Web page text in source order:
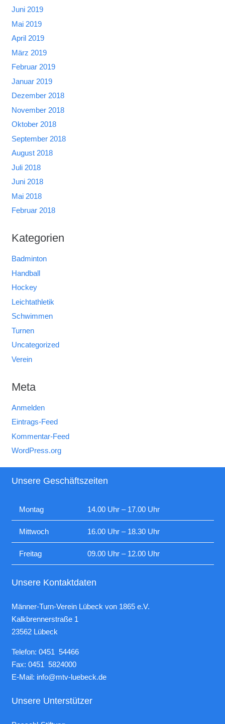
Juni 2019
Mai 2019
April 2019
März 2019
Februar 2019
Januar 2019
Dezember 2018
November 2018
Oktober 2018
September 2018
August 2018
Juli 2018
Juni 2018
Mai 2018
Februar 2018
Kategorien
Badminton
Handball
Hockey
Leichtathletik
Schwimmen
Turnen
Uncategorized
Verein
Meta
Anmelden
Eintrags-Feed
Kommentar-Feed
WordPress.org
Unsere Geschäftszeiten
Montag 14.00 Uhr – 17.00 Uhr
Mittwoch 16.00 Uhr – 18.30 Uhr
Freitag 09.00 Uhr – 12.00 Uhr
Unsere Kontaktdaten
Männer-Turn-Verein Lübeck von 1865 e.V.
Kalkbrennerstraße 1
23562 Lübeck
Telefon: 0451 54466
Fax: 0451 5824000
E-Mail: info@mtv-luebeck.de
Unsere Unterstützer